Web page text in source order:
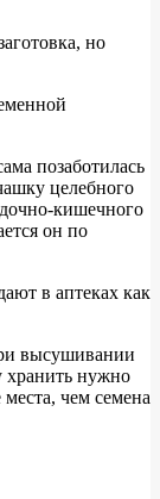
но
позаботилась
целебного
кишечного
он по
в аптеках как
высушивании
хранить нужно
чем семена